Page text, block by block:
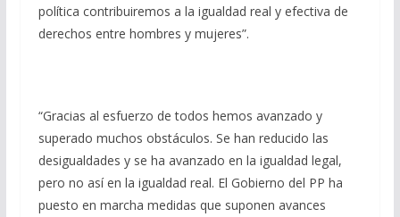
política contribuiremos a la igualdad real y efectiva de
derechos entre hombres y mujeres”.
“Gracias al esfuerzo de todos hemos avanzado y
superado muchos obstáculos. Se han reducido las
desigualdades y se ha avanzado en la igualdad legal,
pero no así en la igualdad real. El Gobierno del PP ha
puesto en marcha medidas que suponen avances